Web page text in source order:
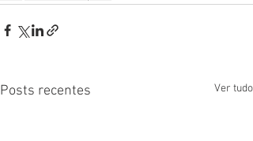
Posts recentes Ver tudo